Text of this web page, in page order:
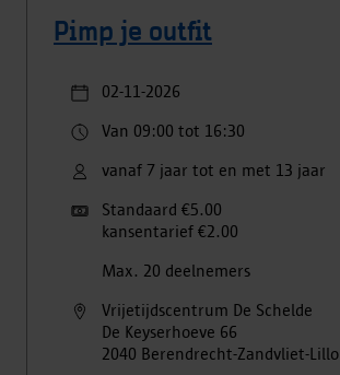
Pimp je outfit
02-11-2026
Van 09:00 tot 16:30
vanaf 7 jaar tot en met 13 jaar
Standaard €5.00
kansentarief €2.00
Max. 20 deelnemers
Vrijetijdscentrum De Schelde
De Keyserhoeve 66
2040 Berendrecht-Zandvliet-Lillo